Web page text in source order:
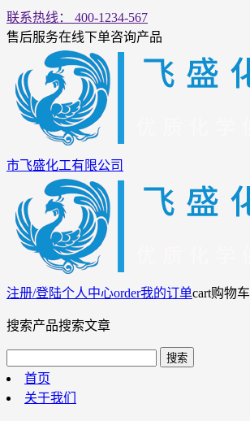
联系热线： 400-1234-567
售后服务在线下单咨询产品
市飞盛化工有限公司
注册/登陆个人中心order我的订单cart购物车
搜索产品搜索文章
首页
关于我们